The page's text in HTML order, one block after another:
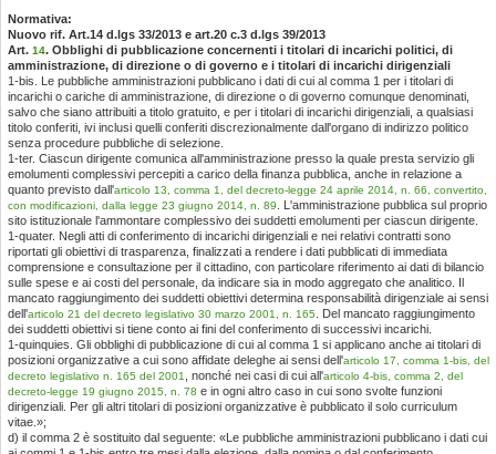
Normativa:
Nuovo rif. Art.14 d.lgs 33/2013 e art.20 c.3 d.lgs 39/2013
Art. 14. Obblighi di pubblicazione concernenti i titolari di incarichi politici, di
amministrazione, di direzione o di governo e i titolari di incarichi dirigenziali
1-bis. Le pubbliche amministrazioni pubblicano i dati di cui al comma 1 per i titolari di
incarichi o cariche di amministrazione, di direzione o di governo comunque denominati,
salvo che siano attribuiti a titolo gratuito, e per i titolari di incarichi dirigenziali, a qualsiasi
titolo conferiti, ivi inclusi quelli conferiti discrezionalmente dall'organo di indirizzo politico
senza procedure pubbliche di selezione.
1-ter. Ciascun dirigente comunica all'amministrazione presso la quale presta servizio gli
emolumenti complessivi percepiti a carico della finanza pubblica, anche in relazione a
quanto previsto dall'articolo 13, comma 1, del decreto-legge 24 aprile 2014, n. 66, convertito,
con modificazioni, dalla legge 23 giugno 2014, n. 89
. L'amministrazione pubblica sul proprio
sito istituzionale l'ammontare complessivo dei suddetti emolumenti per ciascun dirigente.
1-quater. Negli atti di conferimento di incarichi dirigenziali e nei relativi contratti sono
riportati gli obiettivi di trasparenza, finalizzati a rendere i dati pubblicati di immediata
comprensione e consultazione per il cittadino, con particolare riferimento ai dati di bilancio
sulle spese e ai costi del personale, da indicare sia in modo aggregato che analitico. Il
mancato raggiungimento dei suddetti obiettivi determina responsabilità dirigenziale ai sensi
dell'articolo 21 del decreto legislativo 30 marzo 2001, n. 165
. Del mancato raggiungimento
dei suddetti obiettivi si tiene conto ai fini del conferimento di successivi incarichi.
1-quinquies. Gli obblighi di pubblicazione di cui al comma 1 si applicano anche ai titolari di
posizioni organizzative a cui sono affidate deleghe ai sensi dell'articolo 17, comma 1-bis, del
decreto legislativo n. 165 del 2001
, nonché nei casi di cui all'articolo 4-bis, comma 2, del
decreto-legge 19 giugno 2015, n. 78 e in ogni altro caso in cui sono svolte funzioni
dirigenziali. Per gli altri titolari di posizioni organizzative è pubblicato il solo curriculum
vitae.»;
d) il comma 2 è sostituito dal seguente: «Le pubbliche amministrazioni pubblicano i dati cui